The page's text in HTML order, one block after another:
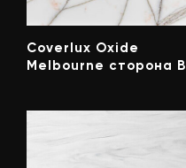
Coverlux Oxide
Melbourne сторона B